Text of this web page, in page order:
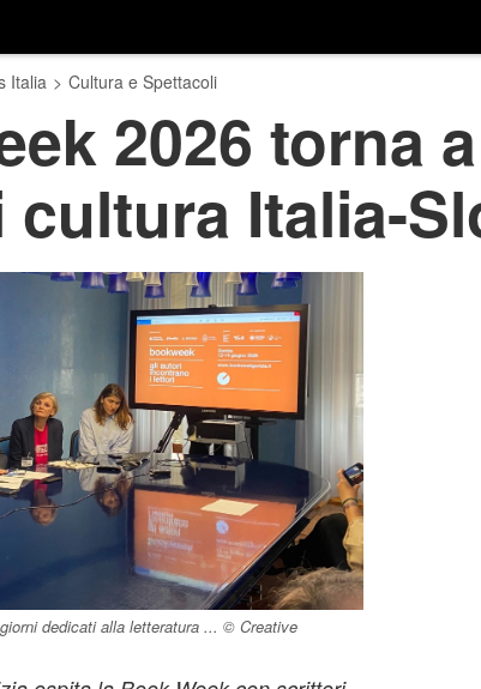
Italia > Cultura e Spettacoli
2026 torna
Italia-
dedicati alla letteratura ... © Creative